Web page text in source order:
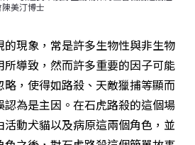
美汀博士
現象，常是許多生物性與非生物
導致，然而許多重要的因子可能
，使得如路殺、天敵獵捕等顯而
為是主因。在石虎路殺的這個場
動犬貓以及病原這兩個角色，並